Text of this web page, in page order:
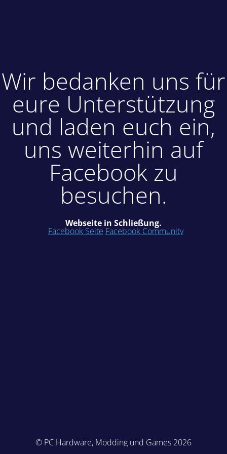
Wir bedanken uns für
eure Unterstützung
und laden euch ein,
uns weiterhin auf
Facebook zu
besuchen.
Webseite in Schließung.
Facebook Seite Facebook Community
© PC Hardware, Modding und Games 2026